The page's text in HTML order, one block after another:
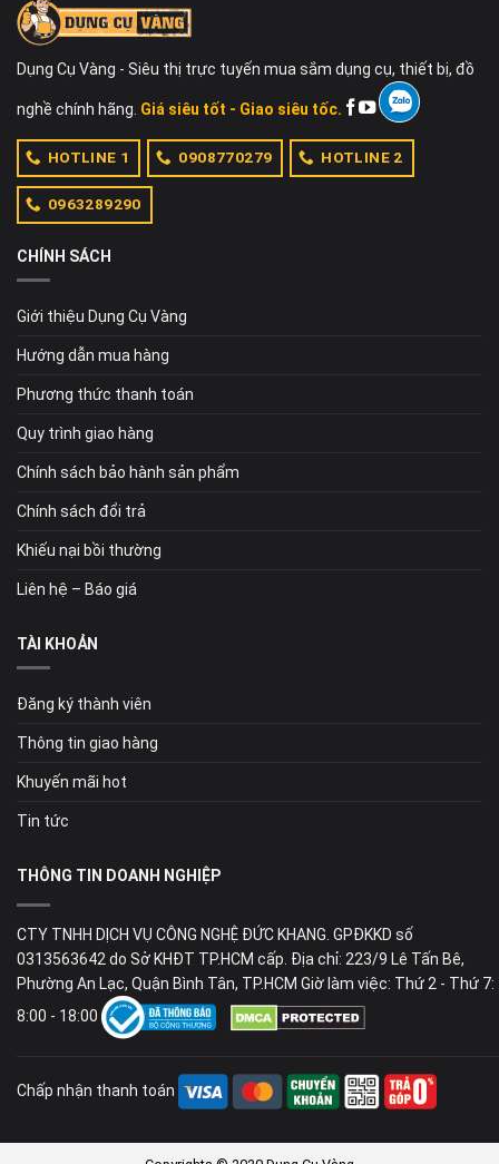
Dụng Cụ Vàng - Siêu thị trực tuyến mua sắm dụng cụ, thiết bị, đồ
nghề chính hãng. Giá siêu tốt - Giao siêu tốc.
HOTLINE 1 0908770279 HOTLINE 2
0963289290
CHÍNH SÁCH
Giới thiệu Dụng Cụ Vàng
Hướng dẫn mua hàng
Phương thức thanh toán
Quy trình giao hàng
Chính sách bảo hành sản phẩm
Chính sách đổi trả
Khiếu nại bồi thường
Liên hệ – Báo giá
TÀI KHOẢN
Đăng ký thành viên
Thông tin giao hàng
Khuyến mãi hot
Tin tức
THÔNG TIN DOANH NGHIỆP
CTY TNHH DỊCH VỤ CÔNG NGHỆ ĐỨC KHANG. GPĐKKD số
0313563642 do Sở KHĐT TP.HCM cấp. Địa chỉ: 223/9 Lê Tấn Bê,
Phường An Lạc, Quận Bình Tân, TP.HCM Giờ làm việc: Thứ 2 - Thứ 7:
8:00 - 18:00
Chấp nhận thanh toán